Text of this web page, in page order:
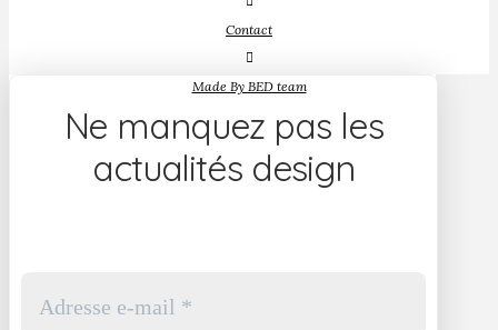
Contact
Made By BED team
Ne manquez pas les
actualités design